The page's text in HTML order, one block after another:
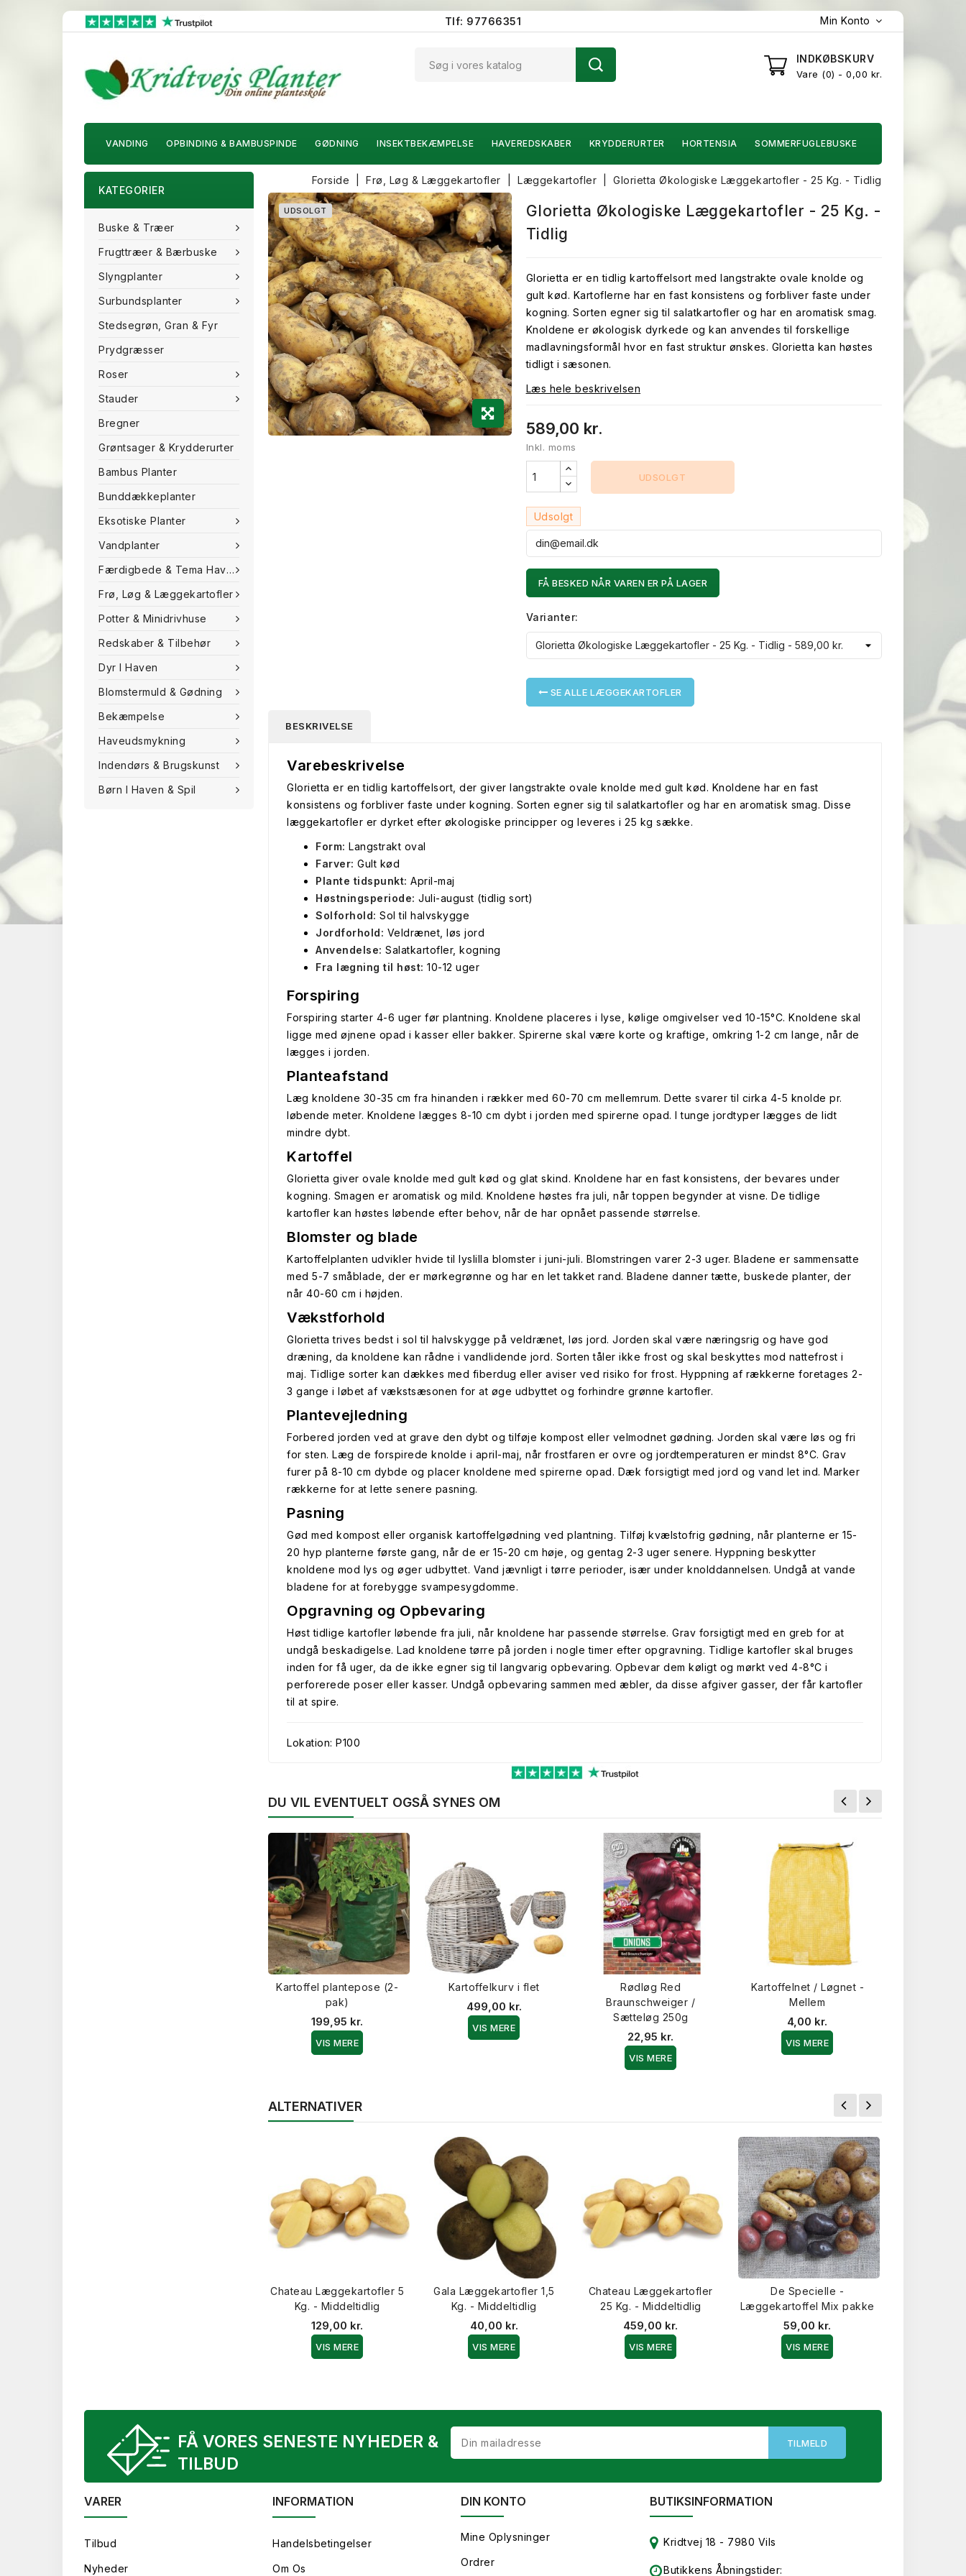
Tlf: 97766351 Min Konto
INDKØBSKURV
Vare 0 - 0,00 kr.
VANDING OPBINDING & BAMBUSPINDE GØDNING INSEKTBEKÆMPELSE HAVEREDSKABER KRYDDERURTER HORTENSIA SOMMERFUGLEBUSKE
KATEGORIER
Buske & Træer
Frugttræer & Bærbuske
Slyngplanter
Surbundsplanter
Stedsegrøn, Gran & Fyr
Prydgræsser
Roser
Stauder
Bregner
Grøntsager & Krydderurter
Bambus Planter
Bunddækkeplanter
Eksotiske Planter
Vandplanter
Færdigbede & Tema Haven
Frø, Løg & Læggekartofler
Potter & Minidrivhuse
Redskaber & Tilbehør
Dyr I Haven
Blomstermuld & Gødning
Bekæmpelse
Haveudsmykning
Indendørs & Brugskunst
Børn I Haven & Spil
Forside Frø, Løg & Læggekartofler Læggekartofler Glorietta Økologiske Læggekartofler - 25 Kg. - Tidlig
UDSOLGT
Glorietta Økologiske Læggekartofler - 25 Kg. -
Tidlig
Glorietta er en tidlig kartoffelsort med langstrakte ovale knolde og
gult kød. Kartoflerne har en fast konsistens og forbliver faste under
kogning. Sorten egner sig til salatkartofler og har en aromatisk smag.
Knoldene er økologisk dyrkede og kan anvendes til forskellige
madlavningsformål hvor en fast struktur ønskes. Glorietta kan høstes
tidligt i sæsonen.
Læs hele beskrivelsen
589,00 kr.
Inkl. moms
UDSOLGT
Udsolgt
FÅ BESKED NÅR VAREN ER PÅ LAGER
Varianter:
SE ALLE LÆGGEKARTOFLER
BESKRIVELSE
Varebeskrivelse
Glorietta er en tidlig kartoffelsort, der giver langstrakte ovale knolde med gult kød. Knoldene har en fast
konsistens og forbliver faste under kogning. Sorten egner sig til salatkartofler og har en aromatisk smag. Disse
læggekartofler er dyrket efter økologiske principper og leveres i 25 kg sække.
Form: Langstrakt oval
Farver: Gult kød
Plante tidspunkt: April-maj
Høstningsperiode: Juli-august (tidlig sort)
Solforhold: Sol til halvskygge
Jordforhold: Veldrænet, løs jord
Anvendelse: Salatkartofler, kogning
Fra lægning til høst: 10-12 uger
Forspiring
Forspiring starter 4-6 uger før plantning. Knoldene placeres i lyse, kølige omgivelser ved 10-15°C. Knoldene skal
ligge med øjnene opad i kasser eller bakker. Spirerne skal være korte og kraftige, omkring 1-2 cm lange, når de
lægges i jorden.
Planteafstand
Læg knoldene 30-35 cm fra hinanden i rækker med 60-70 cm mellemrum. Dette svarer til cirka 4-5 knolde pr.
løbende meter. Knoldene lægges 8-10 cm dybt i jorden med spirerne opad. I tunge jordtyper lægges de lidt
mindre dybt.
Kartoffel
Glorietta giver ovale knolde med gult kød og glat skind. Knoldene har en fast konsistens, der bevares under
kogning. Smagen er aromatisk og mild. Knoldene høstes fra juli, når toppen begynder at visne. De tidlige
kartofler kan høstes løbende efter behov, når de har opnået passende størrelse.
Blomster og blade
Kartoffelplanten udvikler hvide til lyslilla blomster i juni-juli. Blomstringen varer 2-3 uger. Bladene er sammensatte
med 5-7 småblade, der er mørkegrønne og har en let takket rand. Bladene danner tætte, buskede planter, der
når 40-60 cm i højden.
Vækstforhold
Glorietta trives bedst i sol til halvskygge på veldrænet, løs jord. Jorden skal være næringsrig og have god
dræning, da knoldene kan rådne i vandlidende jord. Sorten tåler ikke frost og skal beskyttes mod nattefrost i
maj. Tidlige sorter kan dækkes med fiberdug eller aviser ved risiko for frost. Hyppning af rækkerne foretages 2-
3 gange i løbet af vækstsæsonen for at øge udbyttet og forhindre grønne kartofler.
Plantevejledning
Forbered jorden ved at grave den dybt og tilføje kompost eller velmodnet gødning. Jorden skal være løs og fri
for sten. Læg de forspirede knolde i april-maj, når frostfaren er ovre og jordtemperaturen er mindst 8°C. Grav
furer på 8-10 cm dybde og placer knoldene med spirerne opad. Dæk forsigtigt med jord og vand let ind. Marker
rækkerne for at lette senere pasning.
Pasning
Gød med kompost eller organisk kartoffelgødning ved plantning. Tilføj kvælstofrig gødning, når planterne er 15-
20 hyp planterne første gang, når de er 15-20 cm høje, og gentag 2-3 uger senere. Hyppning beskytter
knoldene mod lys og øger udbyttet. Vand jævnligt i tørre perioder, især under knolddannelsen. Undgå at vande
bladene for at forebygge svampesygdomme.
Opgravning og Opbevaring
Høst tidlige kartofler løbende fra juli, når knoldene har passende størrelse. Grav forsigtigt med en greb for at
undgå beskadigelse. Lad knoldene tørre på jorden i nogle timer efter opgravning. Tidlige kartofler skal bruges
inden for få uger, da de ikke egner sig til langvarig opbevaring. Opbevar dem køligt og mørkt ved 4-8°C i
perforerede poser eller kasser. Undgå opbevaring sammen med æbler, da disse afgiver gasser, der får kartofler
til at spire.
Lokation: P100
DU VIL EVENTUELT OGSÅ SYNES OM
Kartoffel plantepose (2-
pak)
199,95 kr.
VIS MERE
Kartoffelkurv i flet
499,00 kr.
VIS MERE
Rødløg Red
Braunschweiger /
Sætteløg 250g
22,95 kr.
VIS MERE
Kartoffelnet / Løgnet -
Mellem
4,00 kr.
VIS MERE
ALTERNATIVER
Chateau Læggekartofler 5
Kg. - Middeltidlig
129,00 kr.
VIS MERE
Gala Læggekartofler 1,5
Kg. - Middeltidlig
40,00 kr.
VIS MERE
Chateau Læggekartofler
25 Kg. - Middeltidlig
459,00 kr.
VIS MERE
De Specielle -
Læggekartoffel Mix pakke
59,00 kr.
VIS MERE
FÅ VORES SENESTE NYHEDER &
TILBUD
VARER
Tilbud
Nyheder
INFORMATION
Handelsbetingelser
Om Os
DIN KONTO
Mine Oplysninger
Ordrer
BUTIKSINFORMATION
Kridtvej 18 - 7980 Vils
Butikkens Åbningstider: